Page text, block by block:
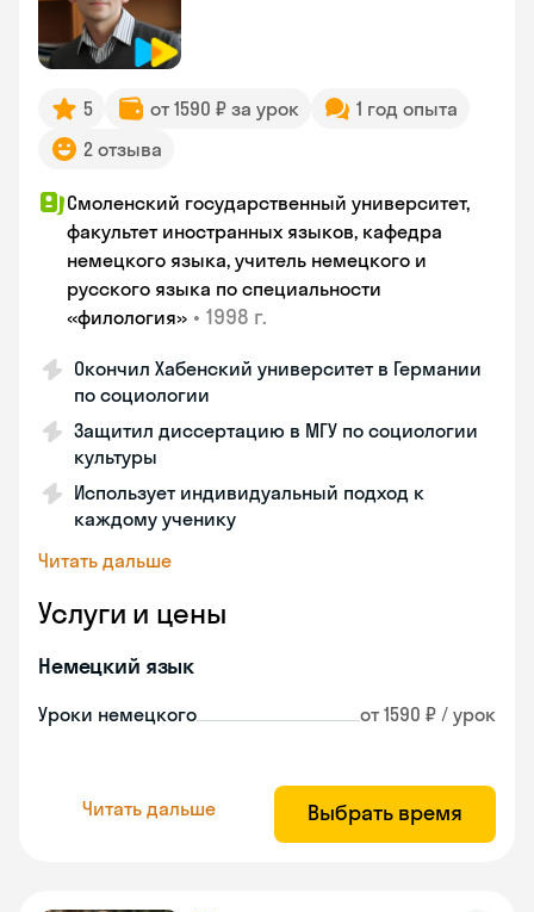
5 от 1590 ₽ за урок
1 год опыта
2 отзыва
Смоленский государственный университет,
факультет иностранных языков, кафедра
немецкого языка, учитель немецкого и
русского языка по специальности
«филология» • 1998 г.
Окончил Хабенский университет в Германии
по социологии
Защитил диссертацию в МГУ по социологии
культуры
Использует индивидуальный подход к
каждому ученику
Читать дальше
Услуги и цены
Немецкий язык
Уроки немецкого от 1590 ₽ / урок
Читать дальше Выбрать время